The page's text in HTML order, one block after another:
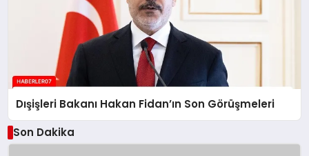
Dışişleri Bakanı Hakan Fidan’ın Son Görüşmeleri
Son Dakika